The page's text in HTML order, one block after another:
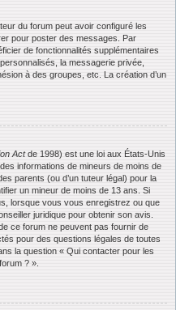
du forum peut avoir configuré les
pour poster des messages. Par
de fonctionnalités supplémentaires
la messagerie privée,
à des groupes, etc. La création d’un
Actde 1998) est une loi aux États-Unis
informations de mineurs de moins de
parents (ou d’un tuteur légal) pour la
un mineur de moins de 13 ans. Si
lorsque vous vous enregistrez ou que
juridique pour obtenir son avis.
ce forum ne peuvent pas fournir de
pour des questions légales de toutes
la question « Qui contacter pour les
? ».